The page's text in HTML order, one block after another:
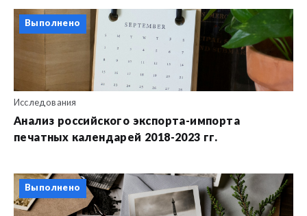
Выполнено
Исследования
Анализ российского экспорта-импорта
печатных календарей 2018-2023 гг.
Выполнено